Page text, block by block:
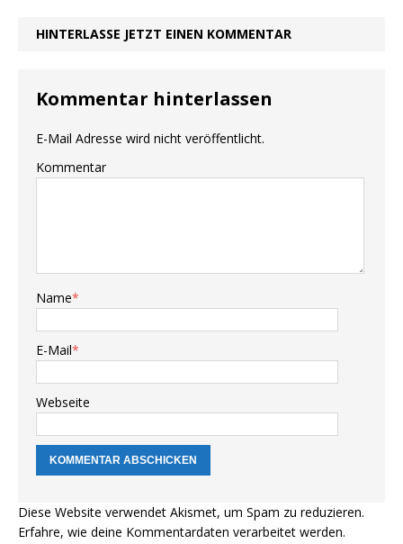
HINTERLASSE JETZT EINEN KOMMENTAR
Kommentar hinterlassen
E-Mail Adresse wird nicht veröffentlicht.
Kommentar
Name*
E-Mail*
Webseite
Diese Website verwendet Akismet, um Spam zu reduzieren.
Erfahre, wie deine Kommentardaten verarbeitet werden.